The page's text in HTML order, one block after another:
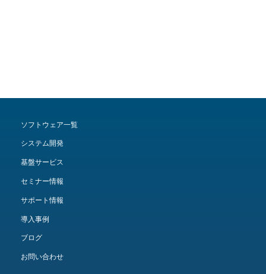
ソフトウェア一覧
システム開発
基盤サービス
セミナー情報
サポート情報
導入事例
ブログ
お問い合わせ